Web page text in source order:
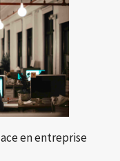
en entreprise